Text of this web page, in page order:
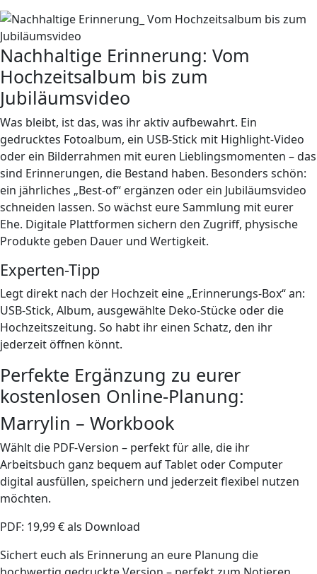
Nachhaltige Erinnerung: Vom
Hochzeitsalbum bis zum
Jubiläumsvideo
Was bleibt, ist das, was ihr aktiv aufbewahrt. Ein
gedrucktes Fotoalbum, ein USB-Stick mit Highlight-Video
oder ein Bilderrahmen mit euren Lieblingsmomenten – das
sind Erinnerungen, die Bestand haben. Besonders schön:
ein jährliches „Best-of“ ergänzen oder ein Jubiläumsvideo
schneiden lassen. So wächst eure Sammlung mit eurer
Ehe. Digitale Plattformen sichern den Zugriff, physische
Produkte geben Dauer und Wertigkeit.
Experten-Tipp
Legt direkt nach der Hochzeit eine „Erinnerungs-Box“ an:
USB-Stick, Album, ausgewählte Deko-Stücke oder die
Hochzeitszeitung. So habt ihr einen Schatz, den ihr
jederzeit öffnen könnt.
Perfekte Ergänzung zu eurer
kostenlosen Online-Planung:
Marrylin – Workbook
Wählt die PDF-Version – perfekt für alle, die ihr
Arbeitsbuch ganz bequem auf Tablet oder Computer
digital ausfüllen, speichern und jederzeit flexibel nutzen
möchten.
PDF: 19,99 € als Download
Sichert euch als Erinnerung an eure Planung die